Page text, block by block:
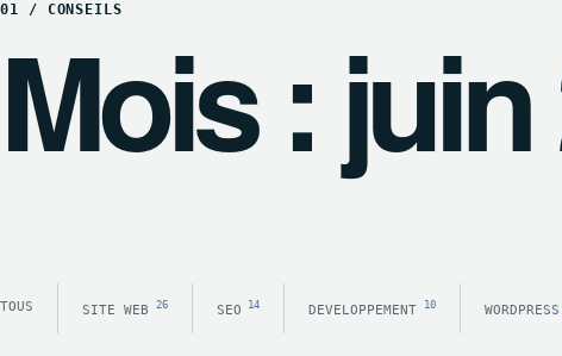
01 / CONSEILS
Mois :
TOUS SITE WEB 26 SEO 14 DEVELOPPEMENT 10 WORDPRESS